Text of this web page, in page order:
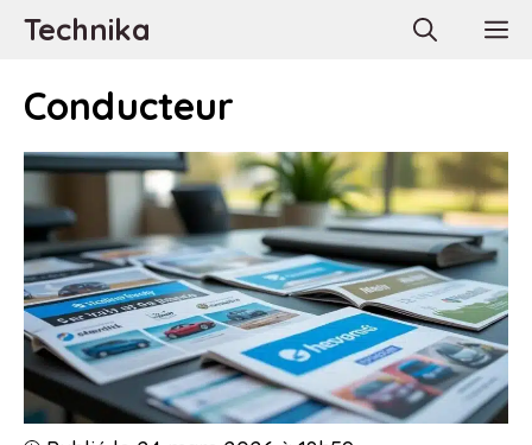
AllerTechnika
Conducteur